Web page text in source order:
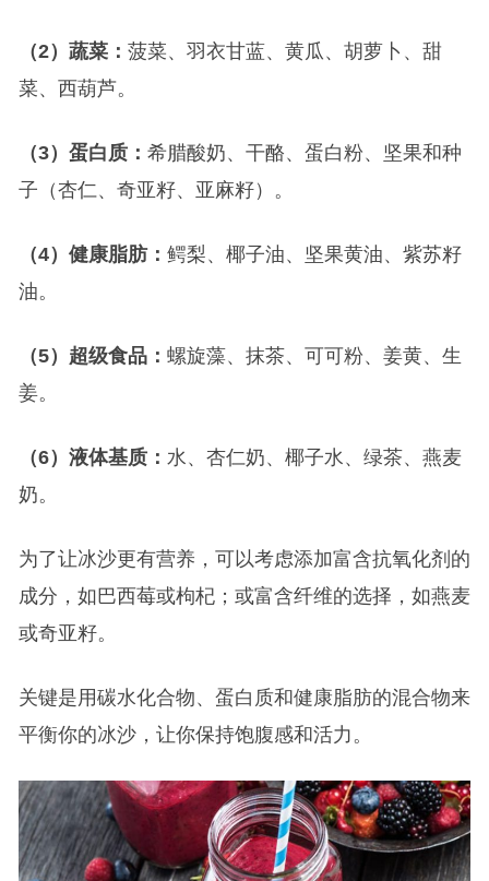
（2）蔬菜： 菠菜、羽衣甘蓝、黄瓜、胡萝卜、甜
菜、西葫芦。
（3）蛋白质： 希腊酸奶、干酪、蛋白粉、坚果和种
子（杏仁、奇亚籽、亚麻籽）。
（4）健康脂肪： 鳄梨、椰子油、坚果黄油、紫苏籽
油。
（5）超级食品： 螺旋藻、抹茶、可可粉、姜黄、生
姜。
（6）液体基质： 水、杏仁奶、椰子水、绿茶、燕麦
奶。
为了让冰沙更有营养，可以考虑添加富含抗氧化剂的
成分，如巴西莓或枸杞；或富含纤维的选择，如燕麦
或奇亚籽。
关键是用碳水化合物、蛋白质和健康脂肪的混合物来
平衡你的冰沙，让你保持饱腹感和活力。